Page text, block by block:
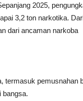
2025,
3,2 ton narkotika.
dari ancaman narkoba
termasuk pemusnahan
bangsa.